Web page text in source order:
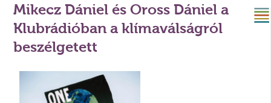
Mikecz Dániel és Oross Dániel a
Klubrádióban a klímaválságról
beszélgetett